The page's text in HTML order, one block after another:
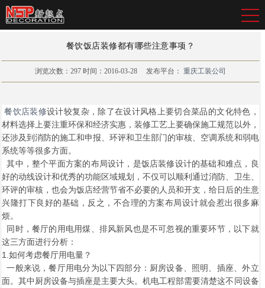
餐饮饭店装修都有哪些注意事项？
浏览次数： 297 时间：2016-03-28 发布平台： 重庆工装公司
餐饮店装修设计较复杂，除了在设计风格上要切合菜品的文化特色，
材料选择上要注重环保和经济实惠，装修工艺上要确保施工规范以外，
还涉及到消防的施工和申报、环评和卫生部门的审核、空调系统和弱电
系统等等很多方面。
其中，整个平面方案的布局设计，是饭店装修设计的基础和难点，良
好的动线设计和优秀的功能区域规划，不仅可以顺利通过消防、卫生、
环评的审核，也会为饭店经营节省不必要的人员和开支，给日后的生意
兴隆打下良好的基础，反之，不合理的方案布局设计就会惹出很多麻
烦。
同时，餐厅的用电用煤、排风新风也是不可忽视的重要环节，以下就
这三方面进行分析：
1.如何考虑餐厅用电量？
一般来说，餐厅用电分为以下四部分：厨房设备、照明、插座、外立
面。其中厨房设备与插座是主要大头。机电工程部需要清楚这不同设备